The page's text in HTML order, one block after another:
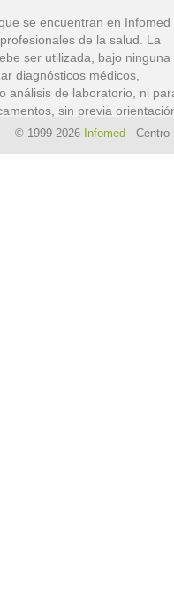
se encuentran en Infomed
de la salud. La
ser utilizada, bajo ninguna
diagnósticos médicos,
análisis de laboratorio, ni
sin previa
© 1999-2026 Infomed - Centro